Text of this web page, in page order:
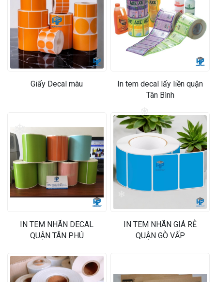
Giấy Decal màu
In tem decal lấy liền quận
Tân Bình
IN TEM NHÃN DECAL
QUẬN TÂN PHÚ
IN TEM NHÃN GIÁ RẺ
QUẬN GÒ VẤP
❄
❄